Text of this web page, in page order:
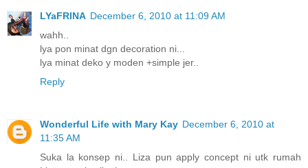
LYaFRINA December 6, 2010 at 11:09 AM
wahh..
lya pon minat dgn decoration ni...
lya minat deko y moden +simple jer..
Reply
Wonderful Life with Mary Kay December 6, 2010 at
11:35 AM
Suka la konsep ni.. Liza pun apply concept ni utk rumah